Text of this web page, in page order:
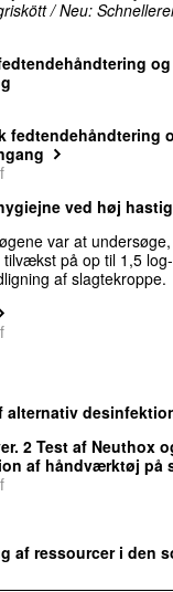
Send
/ Neu:
fedtendehåndtering
ved høj
var at
på op til 1,5
af slagtekroppe.
alternativ
2 Test af Neuthox
af håndværktøj på
af ressourcer i den